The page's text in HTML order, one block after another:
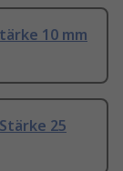
10 mm
25